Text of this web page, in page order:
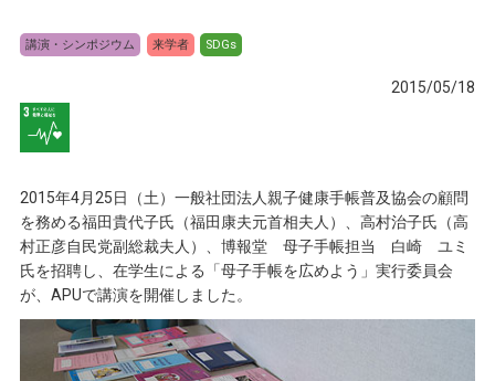
講演・シンポジウム 来学者 SDGs
2015/05/18
2015年4月25日（土）一般社団法人親子健康手帳普及協会の顧問
を務める福田貴代子氏（福田康夫元首相夫人）、高村治子氏（高
村正彦自民党副総裁夫人）、博報堂 母子手帳担当 白崎 ユミ
氏を招聘し、在学生による「母子手帳を広めよう」実行委員会
が、APUで講演を開催しました。